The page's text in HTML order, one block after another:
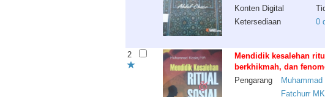
Konten Digital
Ketersediaan
0
2
Mendidik kesalehan
berkhikmah, dan
Pengarang
Muhammad
Fatchurr MK